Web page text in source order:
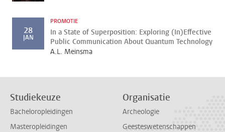
28
JAN
PROMOTIE
In a State of Superposition: Exploring (In)Effective
Public Communication About Quantum Technology
A.L. Meinsma
Studiekeuze
Bacheloropleidingen
Masteropleidingen
Organisatie
Archeologie
Geesteswetenschappen